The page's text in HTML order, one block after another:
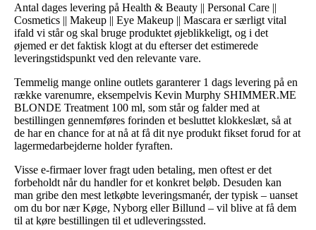
Antal dages levering på Health & Beauty || Personal Care ||
Cosmetics || Makeup || Eye Makeup || Mascara er særligt vital
ifald vi står og skal bruge produktet øjeblikkeligt, og i det
øjemed er det faktisk klogt at du efterser det estimerede
leveringstidspunkt ved den relevante vare.
Temmelig mange online outlets garanterer 1 dags levering på en
række varenumre, eksempelvis Kevin Murphy SHIMMER.ME
BLONDE Treatment 100 ml, som står og falder med at
bestillingen gennemføres forinden et besluttet klokkeslæt, så at
de har en chance for at nå at få dit nye produkt fikset forud for at
lagermedarbejderne holder fyraften.
Visse e-firmaer lover fragt uden betaling, men oftest er det
forbeholdt når du handler for et konkret beløb. Desuden kan
man gribe den mest letkøbte leveringsmanér, der typisk – uanset
om du bor nær Køge, Nyborg eller Billund – vil blive at få dem
til at køre bestillingen til et udleveringssted.